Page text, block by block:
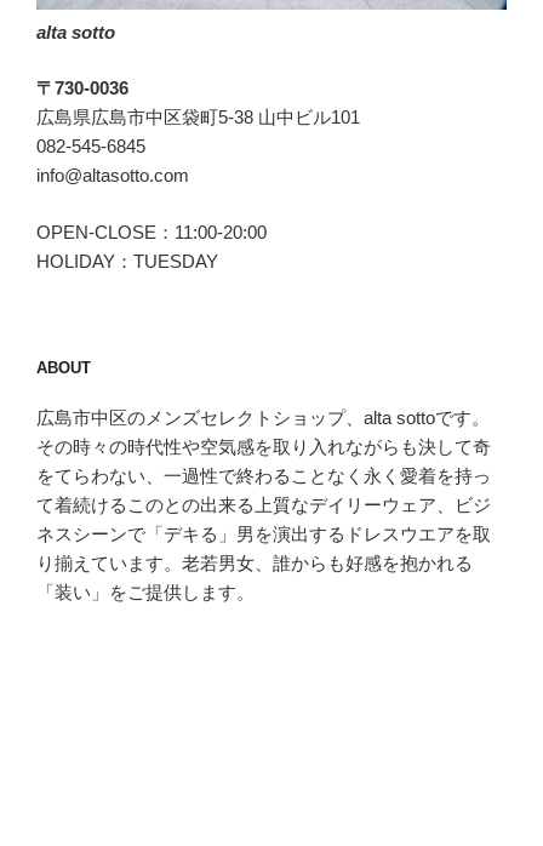
alta sotto
〒730-0036
広島県広島市中区袋町5-38 山中ビル101
082-545-6845
info@altasotto.com
OPEN-CLOSE：11:00-20:00
HOLIDAY：TUESDAY
ABOUT
広島市中区のメンズセレクトショップ、alta sottoです。
その時々の時代性や空気感を取り入れながらも決して奇
をてらわない、一過性で終わることなく永く愛着を持っ
て着続けるこのとの出来る上質なデイリーウェア、ビジ
ネスシーンで「デキる」男を演出するドレスウエアを取
り揃えています。老若男女、誰からも好感を抱かれる
「装い」をご提供します。